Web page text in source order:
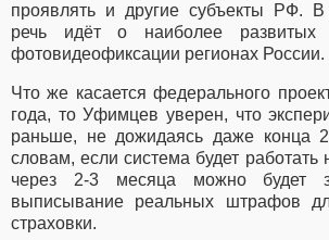
проявлять и другие субъекты РФ.
речь идёт о наиболее развитых
фотовидеофиксации регионах России.
Что же касается федерального
года, то Уфимцев уверен, что
раньше, не дожидаясь даже конца
словам, если система будет работать
через 2-3 месяца можно будет
выписывание реальных штрафов
страховки.